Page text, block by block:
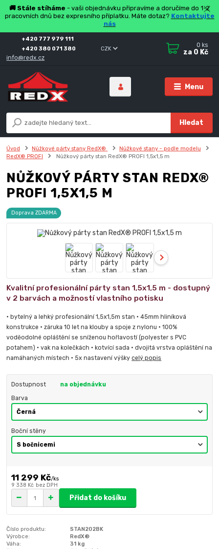
🚚 Stále stíháme - vaši objednávku připravíme a doručíme do 1-2
pracovních dnů bez expresního příplatku. Máte dotaz? Kontaktujte
nás
Menu
CZK
Hledat
+420 777 979 111
+420 380 071 380
info@redx.cz
0 ks
za 0 Kč
Úvod Nůžkové párty stany RedX®
Nůžkové stany - podle modelu
RedX® PROFI
Nůžkový párty stan RedX® PROFI 1,5x1,5 m
NŮŽKOVÝ PÁRTY STAN REDX®
PROFI 1,5X1,5 M
Doprava ZDARMA
Kvalitní profesionální párty stan 1,5x1,5 m - dostupný
v 2 barvách a možností vlastního potisku
• bytelný a lehký profesionální 1,5x1,5m stan • 45mm hliníková
konstrukce • záruka 10 let na klouby a spoje z nylonu • 100%
voděodolné opláštění se sníženou hořlavostí (polyester s PVC
potahem) • vak na kolečkách • kotvící sada • dvojitá vrstva opláštění na
namáhaných místech • 5x nastavení výškycelý popis
Dostupnost na objednávku
Barva
Boční stěny
11 299 Kč/ks
9 338 Kč bez DPH
Přidat do košíku
Číslo produktu:
STAN202BK
Výrobce:
RedX®
Váha:
31 kg